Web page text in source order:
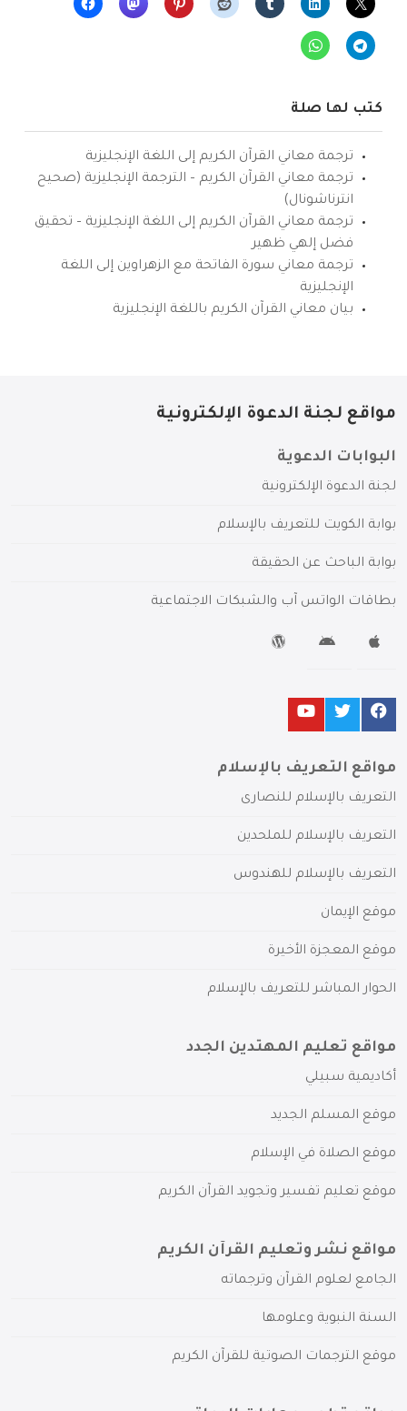
كتب لها صلة
ترجمة معاني القرآن الكريم إلى اللغة الإنجليزية
ترجمة معاني القرآن الكريم – الترجمة الإنجليزية (صحيح
انترناشونال)
ترجمة معاني القرآن الكريم إلى اللغة الإنجليزية – تحقيق
فضل إلهي ظهير
ترجمة معاني سورة الفاتحة مع الزهراوين إلى اللغة
الإنجليزية
بيان معاني القرآن الكريم باللغة الإنجليزية
مواقع لجنة الدعوة الإلكترونية
البوابات الدعوية
لجنة الدعوة الإلكترونية
بوابة الكويت للتعريف بالإسلام
بوابة الباحث عن الحقيقة
بطاقات الواتس آب والشبكات الاجتماعية
مواقع التعريف بالإسلام
التعريف بالإسلام للنصارى
التعريف بالإسلام للملحدين
التعريف بالإسلام للهندوس
موقع الإيمان
موقع المعجزة الأخيرة
الحوار المباشر للتعريف بالإسلام
مواقع تعليم المهتدين الجدد
أكاديمية سبيلي
موقع المسلم الجديد
موقع الصلاة في الإسلام
موقع تعليم تفسير وتجويد القرآن الكريم
مواقع نشر وتعليم القرآن الكريم
الجامع لعلوم القرآن وترجماته
السنة النبوية وعلومها
موقع الترجمات الصوتية للقرآن الكريم